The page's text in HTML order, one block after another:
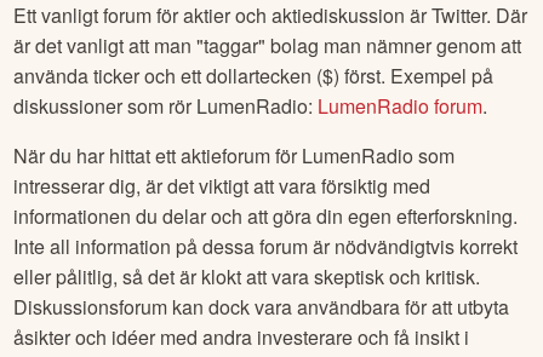
Ett vanligt forum för aktier och aktiediskussion är Twitter. Där
är det vanligt att man "taggar" bolag man nämner genom att
använda ticker och ett dollartecken ($) först. Exempel på
diskussioner som rör LumenRadio: LumenRadioforum.
När du har hittat ett aktieforum för LumenRadio som
intresserar dig, är det viktigt att vara försiktig med
informationen du delar och att göra din egen efterforskning.
Inte all information på dessa forum är nödvändigtvis korrekt
eller pålitlig, så det är klokt att vara skeptisk och kritisk.
Diskussionsforum kan dock vara användbara för att utbyta
åsikter och idéer med andra investerare och få insikt i